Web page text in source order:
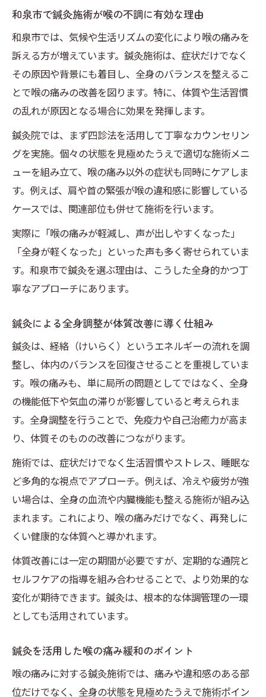
鍼灸で安心して喉の痛みをケアする方法
鍼灸施術の安全性と喉の痛みへの配慮点
鍼灸による痛みケアのリスクとその対策法
安心して通える鍼灸院選びの基準を解説
鍼灸がダメな理由と適切な対処法を知る
喉の痛みに特化した鍼灸のアフターケア方
法
施術経験にもとづく鍼灸の効果的な活用法
施術経験から学ぶ鍼灸の活用と改善事例
喉の痛みに対する具体的な鍼灸施術の流れ
鍼灸院ごとの施術経験が与える安心感とは
整骨院と鍼灸院の経験値を活かす方法
鍼灸と整体の施術事例から得た知見の紹介
和泉市の鍼灸で得られるアフターケアの知識
喉の痛み改善後に役立つセルフケアポイン
ト
鍼灸を受けた後の生活習慣の見直し方法
整骨院や整体との連携でアフターケア充実
鍼灸院でのアフターカウンセリング活用法
和泉市で鍼灸施術が喉の不調に有効な理由
和泉市では、気候や生活リズムの変化により喉の痛みを
訴える方が増えています。鍼灸施術は、症状だけでなく
その原因や背景にも着目し、全身のバランスを整えるこ
とで喉の痛みの改善を図ります。特に、体質や生活習慣
の乱れが原因となる場合に効果を発揮します。
鍼灸院では、まず四診法を活用して丁寧なカウンセリン
グを実施。個々の状態を見極めたうえで適切な施術メニ
ューを組み立て、喉の痛み以外の症状も同時にケアしま
す。例えば、肩や首の緊張が喉の違和感に影響している
ケースでは、関連部位も併せて施術を行います。
実際に「喉の痛みが軽減し、声が出しやすくなった」
「全身が軽くなった」といった声も多く寄せられていま
す。和泉市で鍼灸を選ぶ理由は、こうした全身的かつ丁
寧なアプローチにあります。
鍼灸による全身調整が体質改善に導く仕組み
鍼灸は、経絡（けいらく）というエネルギーの流れを調
整し、体内のバランスを回復させることを重視していま
す。喉の痛みも、単に局所の問題としてではなく、全身
の機能低下や気血の滞りが影響していると考えられま
す。全身調整を行うことで、免疫力や自己治癒力が高ま
り、体質そのものの改善につながります。
施術では、症状だけでなく生活習慣やストレス、睡眠な
ど多角的な視点でアプローチ。例えば、冷えや疲労が強
い場合は、全身の血流や内臓機能も整える施術が組み込
まれます。これにより、喉の痛みだけでなく、再発しに
くい健康的な体質へと導かれます。
体質改善には一定の期間が必要ですが、定期的な通院と
セルフケアの指導を組み合わせることで、より効果的な
変化が期待できます。鍼灸は、根本的な体調管理の一環
としても活用されています。
鍼灸を活用した喉の痛み緩和のポイント
喉の痛みに対する鍼灸施術では、痛みや違和感のある部
位だけでなく、全身の状態を見極めたうえで施術ポイン